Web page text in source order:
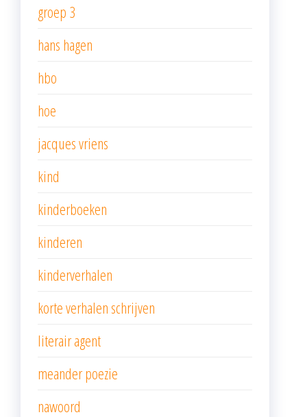
groep 3
hans hagen
hbo
hoe
jacques vriens
kind
kinderboeken
kinderen
kinderverhalen
korte verhalen schrijven
literair agent
meander poezie
nawoord